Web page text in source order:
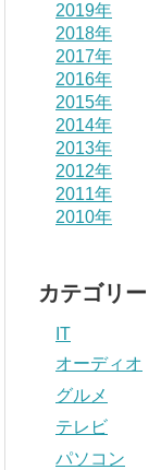
2019年
2018年
2017年
2016年
2015年
2014年
2013年
2012年
2011年
2010年
カテゴリー
IT
オーディオ
グルメ
テレビ
パソコン